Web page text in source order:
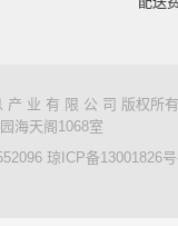
业 有 限 公 司 版权所
海天阁1068室
琼ICP备13001826